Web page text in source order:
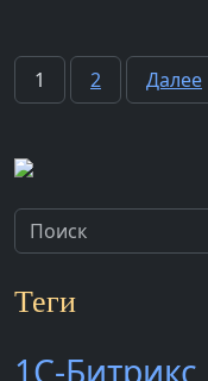
Пагинация
1 2 Далее
Теги
1С-Битрикс